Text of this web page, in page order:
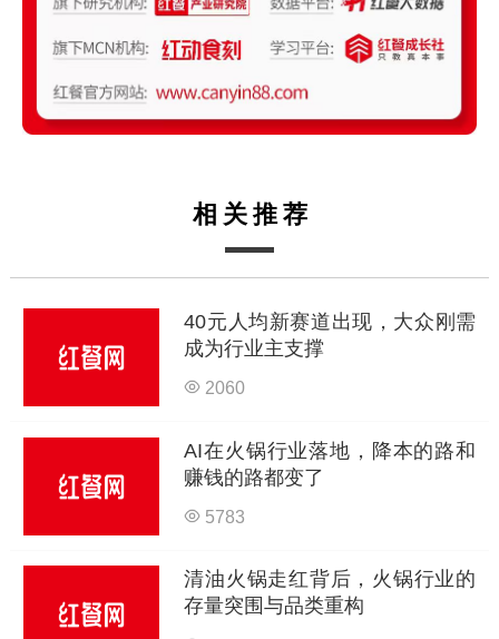
相关推荐
40元人均新赛道出现，大众刚需
成为行业主支撑
2060
AI在火锅行业落地，降本的路和
赚钱的路都变了
5783
清油火锅走红背后，火锅行业的
存量突围与品类重构